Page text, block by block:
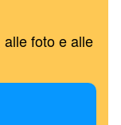
foto e alle